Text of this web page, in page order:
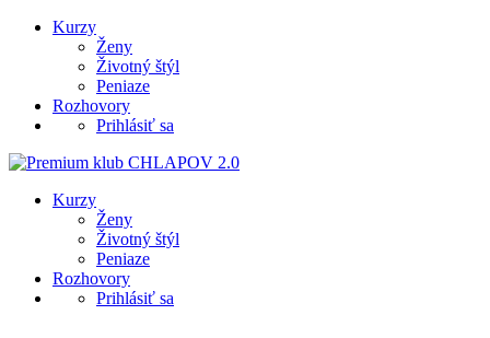
Kurzy
Ženy
Životný štýl
Peniaze
Rozhovory
Prihlásiť sa
Kurzy
Ženy
Životný štýl
Peniaze
Rozhovory
Prihlásiť sa